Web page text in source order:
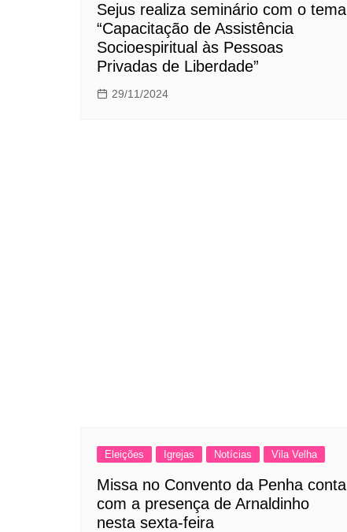
Sejus realiza seminário com o tema
“Capacitação de Assistência
Socioespiritual às Pessoas
Privadas de Liberdade”
29/11/2024
Eleições Igrejas Notícias Vila Velha
Missa no Convento da Penha conta
com a presença de Arnaldinho
nesta sexta-feira